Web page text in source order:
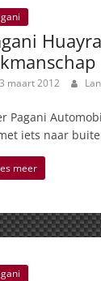
maart 2012
Pagani
iets naar
meer